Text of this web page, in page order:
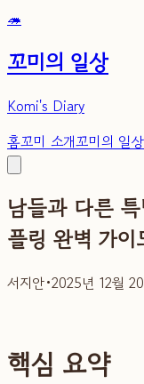
🦔
꼬미의 일상
Komi's Diary
홈꼬미 소개꼬미의 일상
남들과 다른
플링 완벽 가이
서지안•2025년 12월
핵심 요약